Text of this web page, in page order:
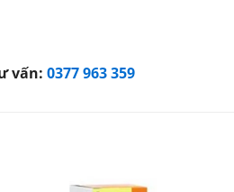
vấn: 0377 963 359